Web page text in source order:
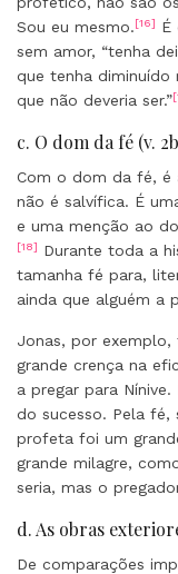
Sou eu mesmo.[16] É
sem amor, “tenha
que tenha
que não deveria ser.”
c. O dom da fé (v.
Com o dom da fé, é
não é salvífica. É
e uma menção ao
[18] Durante toda a
tamanha fé para,
ainda que alguém a
Jonas, por
grande crença na
a pregar para
do sucesso. Pela fé,
profeta foi um
grande milagre,
seria, mas o
d. As obras
De comparações